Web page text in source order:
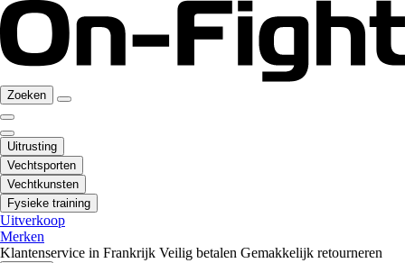
Zoeken
Uitrusting
Vechtsporten
Vechtkunsten
Fysieke training
Uitverkoop
Merken
Klantenservice in Frankrijk Veilig betalen Gemakkelijk retourneren